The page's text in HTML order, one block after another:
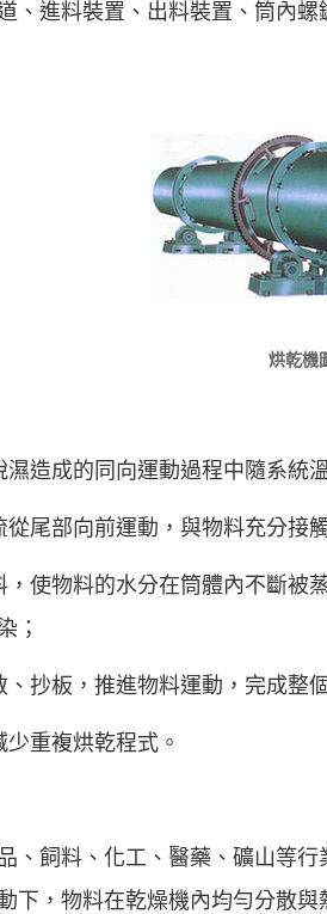
、進料裝置、出料裝置、筒內
烘乾機
造成的同向運動過程中隨系統
尾部向前運動，與物料充分接
使物料的水分在筒體內不斷被
；
抄板，推進物料運動，完成整
重複烘乾程式。
、飼料、化工、醫藥、礦山等
下，物料在乾燥機內均勻分散